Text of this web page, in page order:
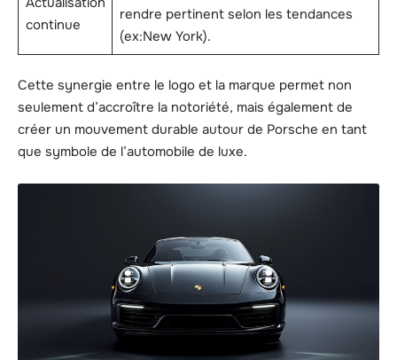
continue
rendre pertinent selon les tendances
(ex:New York).
Cette synergie entre le logo et la marque permet non
seulement d’accroître la notoriété, mais également de
créer un mouvement durable autour de Porsche en tant
que symbole de l’automobile de luxe.